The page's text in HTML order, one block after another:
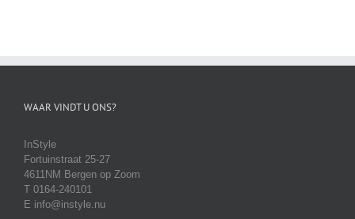
WAAR VINDT U ONS?
InStyle
Fortuinstraat 25-27
4611NM Bergen op Zoom
T 0164-240101
E info@instyle.nu